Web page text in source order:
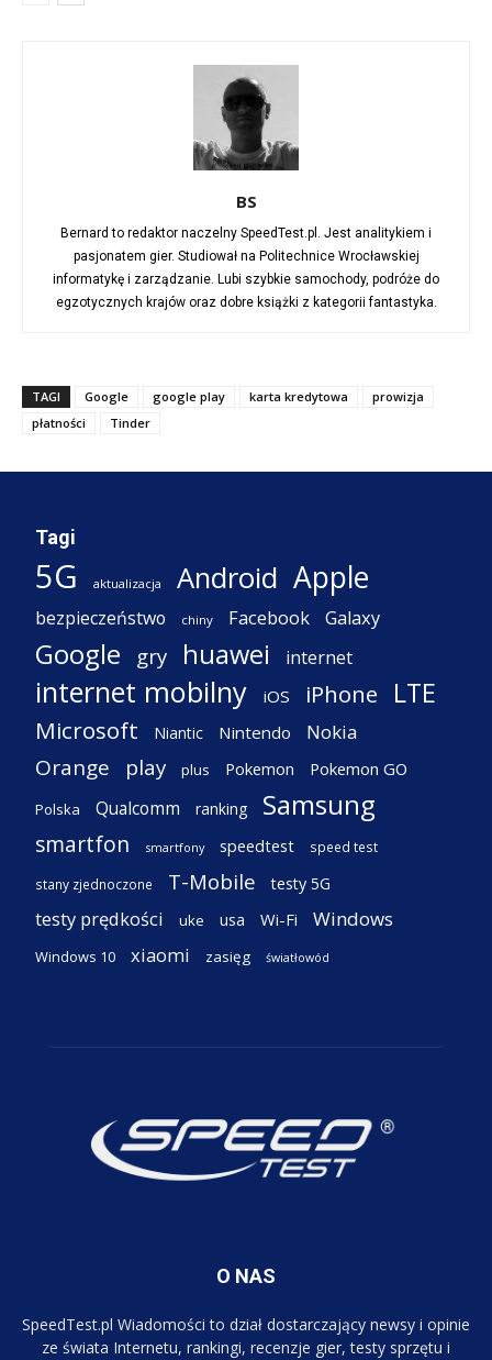
BS
Bernard to redaktor naczelny SpeedTest.pl. Jest analitykiem i
pasjonatem gier. Studiował na Politechnice Wrocławskiej
informatykę i zarządzanie. Lubi szybkie samochody, podróże do
egzotycznych krajów oraz dobre książki z kategorii fantastyka.
TAGI Google google play karta kredytowa
prowizja
płatności
Tinder
Tagi
5G aktualizacja Android Apple
bezpieczeństwo chiny Facebook Galaxy
Google gry huawei internet
internet mobilny iOS iPhone LTE
Microsoft Niantic Nintendo Nokia
Orange play plus Pokemon Pokemon GO
Polska Qualcomm ranking Samsung
smartfon smartfony speedtest speed test
stany zjednoczone T-Mobile testy 5G
testy prędkości uke usa Wi-Fi Windows
Windows 10 xiaomi zasięg światłowód
O NAS
SpeedTest.pl Wiadomości to dział dostarczający newsy i opinie
ze świata Internetu, rankingi, recenzje gier, testy sprzętu i